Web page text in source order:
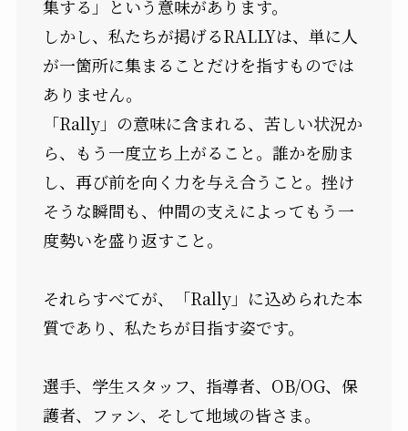
集する」という意味があります。
しかし、私たちが掲げるRALLYは、単に人
が一箇所に集まることだけを指すものでは
ありません。
「Rally」の意味に含まれる、苦しい状況か
ら、もう一度立ち上がること。誰かを励ま
し、再び前を向く力を与え合うこと。挫け
そうな瞬間も、仲間の支えによってもう一
度勢いを盛り返すこと。
それらすべてが、「Rally」に込められた本
質であり、私たちが目指す姿です。
選手、学生スタッフ、指導者、OB/OG、保
護者、ファン、そして地域の皆さま。